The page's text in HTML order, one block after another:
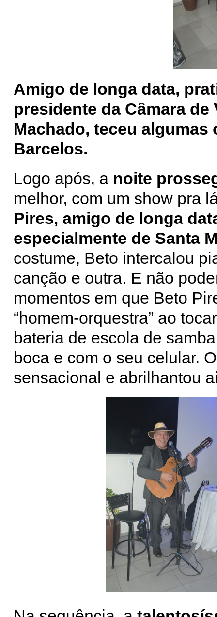
Amigo de longa data,
presidente da Câmara
Machado, teceu
Barcelos.
Logo após, a noite
melhor, com um show pra
Pires, amigo de longa
especialmente de Santa
costume, Beto intercalou
canção e outra. E não
momentos em que Beto
“homem-orquestra” ao
bateria de escola de
boca e com o seu celular.
sensacional e abrilhantou